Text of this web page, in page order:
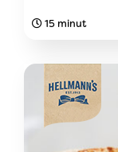
15 minut